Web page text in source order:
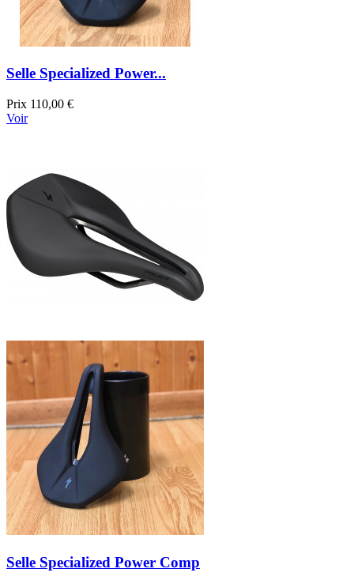
Selle Specialized Power...
Prix 110,00 €
Voir
Selle Specialized Power Comp